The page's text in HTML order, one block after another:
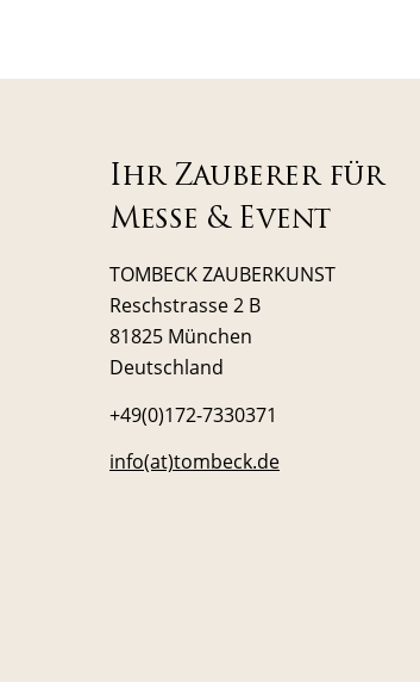
Ihr Zauberer für
Messe & Event
TOMBECK ZAUBERKUNST
Reschstrasse 2 B
81825 München
Deutschland
+49(0)172-7330371
info(at)tombeck.de